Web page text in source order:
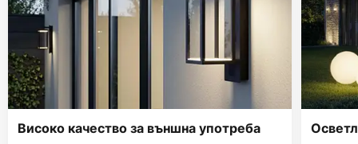
Високо качество за външна употреба